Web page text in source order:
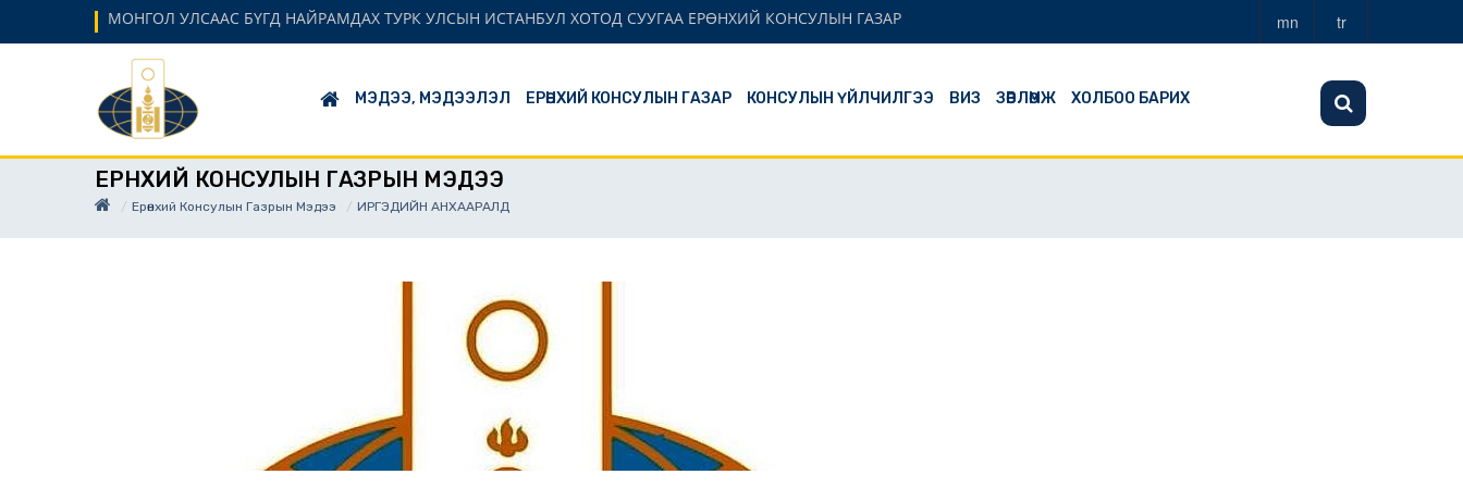
МОНГОЛ УЛСААС БҮГД НАЙРАМДАХ ТУРК УЛСЫН ИСТАНБУЛ ХОТОД СУУГАА ЕРӨНХИЙ КОНСУЛЫН ГАЗАР mn tr
МЭДЭЭ, МЭДЭЭЛЭЛ ЕРӨНХИЙ КОНСУЛЫН ГАЗАР КОНСУЛЫН ҮЙЛЧИЛГЭЭ ВИЗ ЗӨВЛӨМЖ ХОЛБОО БАРИХ
ЕРӨНХИЙ КОНСУЛЫН ГАЗРЫН МЭДЭЭ
Ерөнхий Консулын Газрын Мэдээ ИРГЭДИЙН АНХААРАЛД